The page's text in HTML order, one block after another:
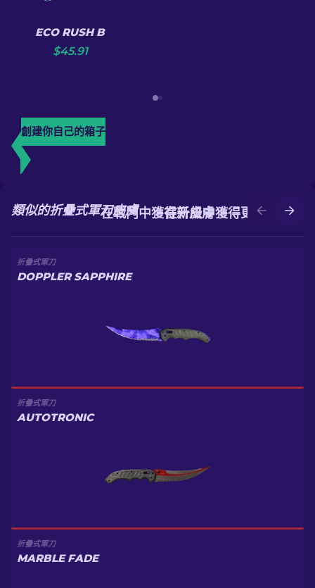
ECO RUSH B
$45.91
創建你自己的箱子
在升級中獲得更好的皮膚
在戰鬥中獲得新皮膚
類似的折疊式軍刀皮膚
折疊式軍刀
DOPPLER SAPPHIRE
折疊式軍刀
AUTOTRONIC
折疊式軍刀
MARBLE FADE